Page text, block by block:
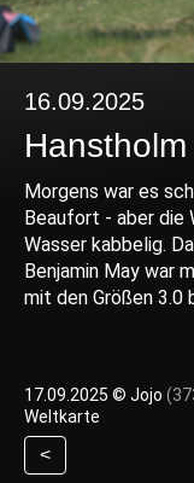
16.09.2025
Hanstholm
Morgens war es
Beaufort - aber die
Wasser kabbelig.
Benjamin May war
mit den Größen 3.0
17.09.2025 © Jojo
Weltkarte
<